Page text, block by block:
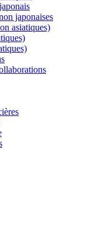
japonaises
asiatiques)